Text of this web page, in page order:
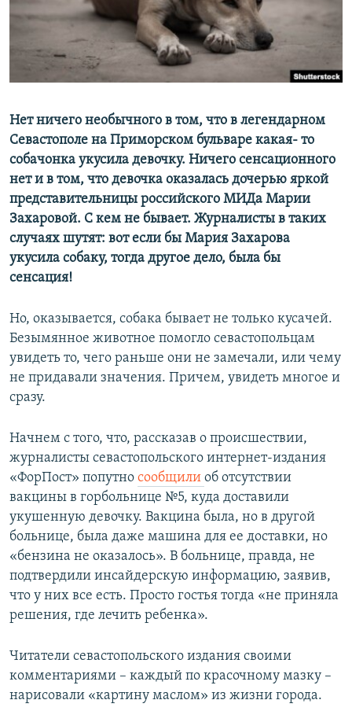
ПОБЕДИТЕЛЕЙ НЕ СУДЯТ?
КРЫМ.НЕПОКОРЕННЫЙ
ELIFBE
ПРИСОЕДИНЯЙТЕСЬ!
Все сайты RFE/RL
Нет ничего необычного в том, что в легендарном
Севастополе на Приморском бульваре какая- то
собачонка укусила девочку. Ничего сенсационного
нет и в том, что девочка оказалась дочерью яркой
представительницы российского МИДа Марии
Захаровой. С кем не бывает. Журналисты в таких
случаях шутят: вот если бы Мария Захарова
укусила собаку, тогда другое дело, была бы
сенсация!
Но, оказывается, собака бывает не только кусачей.
Безымянное животное помогло севастопольцам
увидеть то, чего раньше они не замечали, или чему
не придавали значения. Причем, увидеть многое и
сразу.
Начнем с того, что, рассказав о происшествии,
журналисты севастопольского интернет-издания
«ФорПост» попутно сообщили об отсутствии
вакцины в горбольнице №5, куда доставили
укушенную девочку. Вакцина была, но в другой
больнице, была даже машина для ее доставки, но
«бензина не оказалось». В больнице, правда, не
подтвердили инсайдерскую информацию, заявив,
что у них все есть. Просто гостья тогда «не приняла
решения, где лечить ребенка».
Читатели севастопольского издания своими
комментариями – каждый по красочному мазку –
нарисовали «картину маслом» из жизни города.